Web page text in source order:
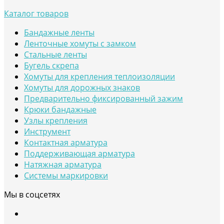
Каталог товаров
Бандажные ленты
Ленточные хомуты с замком
Стальные ленты
Бугель скрепа
Хомуты для крепления теплоизоляции
Хомуты для дорожных знаков
Предварительно фиксированный зажим
Крюки бандажные
Узлы крепления
Инструмент
Контактная арматура
Поддерживающая арматура
Натяжная арматура
Системы маркировки
Мы в соцсетях